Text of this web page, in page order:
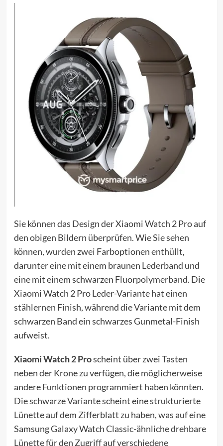
Sie können das Design der Xiaomi Watch 2 Pro auf
den obigen Bildern überprüfen. Wie Sie sehen
können, wurden zwei Farboptionen enthüllt,
darunter eine mit einem braunen Lederband und
eine mit einem schwarzen Fluorpolymerband. Die
Xiaomi Watch 2 Pro Leder-Variante hat einen
stählernen Finish, während die Variante mit dem
schwarzen Band ein schwarzes Gunmetal-Finish
aufweist.
Xiaomi Watch 2 Proscheint über zwei Tasten
neben der Krone zu verfügen, die möglicherweise
andere Funktionen programmiert haben könnten.
Die schwarze Variante scheint eine strukturierte
Lünette auf dem Zifferblatt zu haben, was auf eine
Samsung Galaxy Watch Classic-ähnliche drehbare
Lünette für den Zugriff auf verschiedene